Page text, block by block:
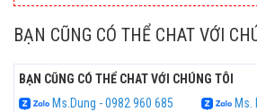
BẠN CŨNG CÓ THỂ CHAT VỚI
BẠN CŨNG CÓ THỂ CHAT VỚI CHÚNG TÔI
Ms.Dung - 0982 960 685
Ms.